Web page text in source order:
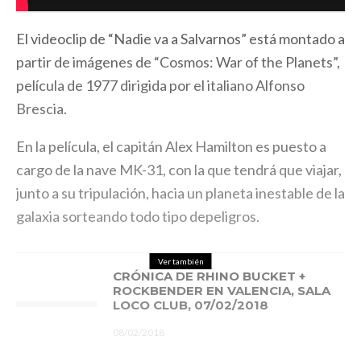
El videoclip de “Nadie va a Salvarnos” está montado a
partir de imágenes de “Cosmos: War of the Planets”,
película de 1977 dirigida por el italiano Alfonso
Brescia.
En la película, el capitán Alex Hamilton es puesto a
cargo de la nave MK-31, con la que tendrá que viajar,
junto a su tripulación, hacia un planeta inestable de la
galaxia sorteando todo tipo depeligros.
Ver también
CRÓNICA DE RHINO BUCKET +
ROCKBENDER EN VALENCIA, SALA
LOCO CLUB, 07/02/2018
08/02/2018